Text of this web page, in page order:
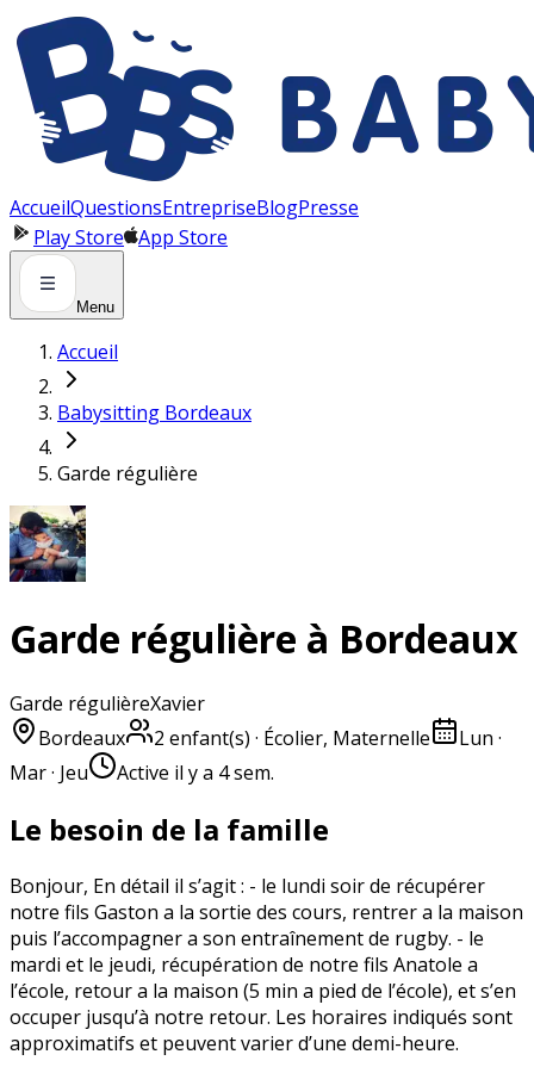
AccueilQuestionsEntrepriseBlogPresse
Play Store App Store
Menu
Accueil
Babysitting Bordeaux
Garde régulière
Garde régulière à Bordeaux
Garde régulièreXavier
Bordeaux
2 enfant(s) · Écolier, Maternelle
Lun ·
Mar · Jeu
Active il y a 4 sem.
Le besoin de la famille
Bonjour, En détail il s’agit : - le lundi soir de récupérer
notre fils Gaston a la sortie des cours, rentrer a la maison
puis l’accompagner a son entraînement de rugby. - le
mardi et le jeudi, récupération de notre fils Anatole a
l’école, retour a la maison (5 min a pied de l’école), et s’en
occuper jusqu’à notre retour. Les horaires indiqués sont
approximatifs et peuvent varier d’une demi-heure.
Panneau de gestion des cookies